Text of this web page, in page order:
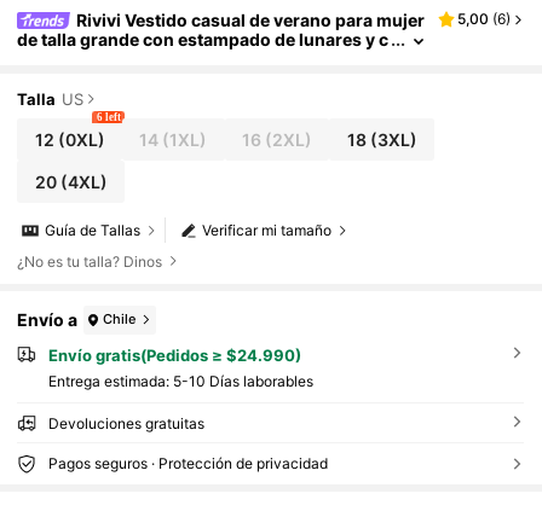
Rivivi Vestido casual de verano para mujer
de talla grande con estampado de lunares y c
5,00 (6)
Talla US
12 (0XL)
6 left
14 (1XL) 16 (2XL) 18(3XL)
20(4XL)
Verificar mi tamaño
Guía de Tallas
¿No es tu talla? Dinos
Envío a Chile
Envío gratis(Pedidos ≥ $24.990)
Entrega estimada: 5-10 Días laborables
Devoluciones gratuitas
Pagos seguros · Protección de privacidad